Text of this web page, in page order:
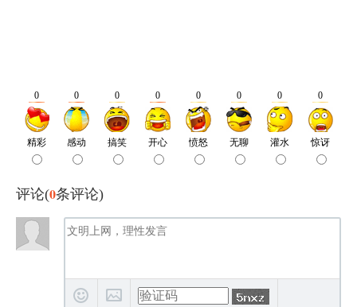
评论(0条评论)